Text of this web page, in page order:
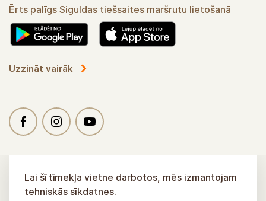
Ērts palīgs Siguldas tiešsaites maršrutu lietošanā
Uzzināt vairāk
Lai šī tīmekļa vietne darbotos, mēs izmantojam
tehniskās sīkdatnes.